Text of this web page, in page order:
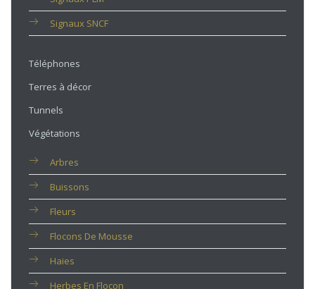
Signaux SNCF
Téléphones
Terres à décor
Tunnels
Végétations
Arbres
Buissons
Fleurs
Flocons De Mousse
Haies
Herbes En Flocon